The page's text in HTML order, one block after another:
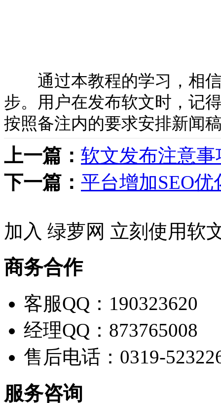
通过本教程的学习，相信
步。用户在发布软文时，记
按照备注内的要求安排新闻
上一篇： 软文发布注意事
下一篇： 平台增加SEO
加入 绿萝网 立刻使用软
商务合作
客服QQ：190323620
经理QQ：873765008
售后电话：0319-
服务咨询